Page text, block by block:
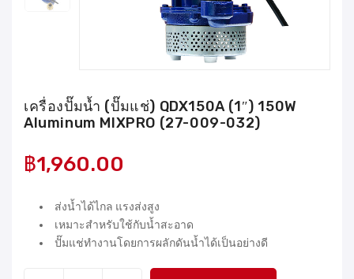
เครื่องปั๊มน้ำ (ปั๊มแช่) QDX150A (1″) 150W
Aluminum MIXPRO (27-009-032)
฿1,960.00
ส่งน้ำได้ไกล แรงส่งสูง
เหมาะสำหรับใช้กับน้ำสะอาด
ปั๊มแช่ทำงานโดยการผลักดันน้ำได้เป็นอย่างดี